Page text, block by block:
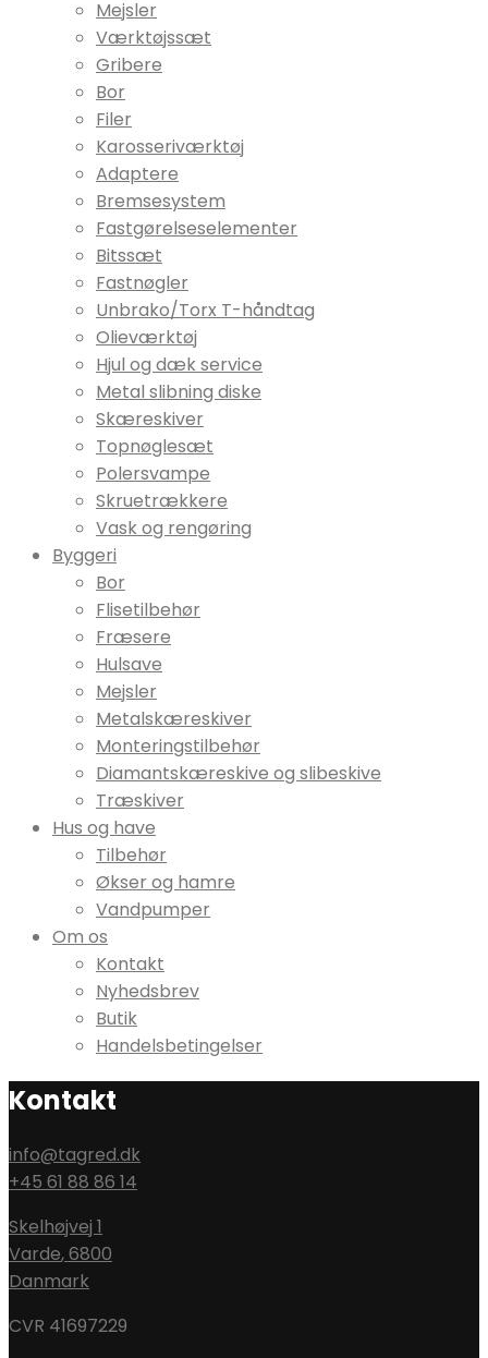
Mejsler
Værktøjssæt
Gribere
Bor
Filer
Karosseriværktøj
Adaptere
Bremsesystem
Fastgørelseselementer
Bitssæt
Fastnøgler
Unbrako/Torx T-håndtag
Olieværktøj
Hjul og dæk service
Metal slibning diske
Skæreskiver
Topnøglesæt
Polersvampe
Skruetrækkere
Vask og rengøring
Byggeri
Bor
Flisetilbehør
Fræsere
Hulsave
Mejsler
Metalskæreskiver
Monteringstilbehør
Diamantskæreskive og slibeskive
Træskiver
Hus og have
Tilbehør
Økser og hamre
Vandpumper
Om os
Kontakt
Nyhedsbrev
Butik
Handelsbetingelser
Kontakt
info@tagred.dk
+45 61 88 86 14
Skelhøjvej 1
Varde,6800
Danmark
CVR 41697229